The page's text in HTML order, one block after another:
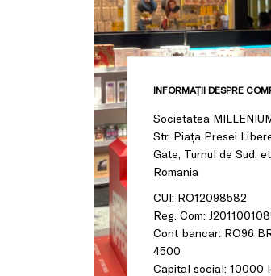
INFORMAȚII DESPRE
Societatea
Str. Piața Presei
Gate, Turnul de Sud,
CUI: RO12098582
Reg. Com:
Cont bancar: RO96
4500
Capital social: 10000